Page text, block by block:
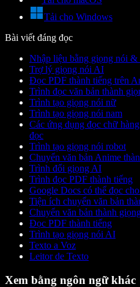
Tải cho Windows
Bài viết đáng đọc
Nhập liệu bằng giọng nói &
Trợ lý giọng nói AI
Đọc PDF thành tiếng trên
Trình đọc văn bản thành
Trình tạo giọng nói nữ
Trình tạo giọng nói nam
Các ứng dụng đọc chữ
đọc
Trình tạo giọng nói robot
Chuyển văn bản Anime
Trình đổi giọng AI
Trình đọc PDF thành tiếng
Google Docs có thể đọc
Tiện ích chuyển văn bản
Chuyển văn bản thành
Đọc PDF thành tiếng
Trình tạo giọng nói AI
Texto a Voz
Leitor de Texto
Xem bằng ngôn ngữ khác